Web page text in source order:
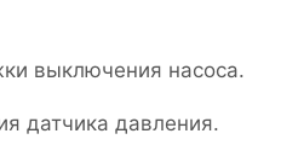
выключения насоса.
датчика давления.